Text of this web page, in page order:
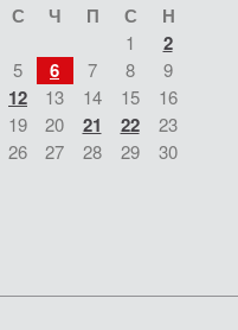
С Ч П С Н
1 2
5 6 7 8
9
12 13 14 15
16
19 20 21 22
23
26 27 28 29
30